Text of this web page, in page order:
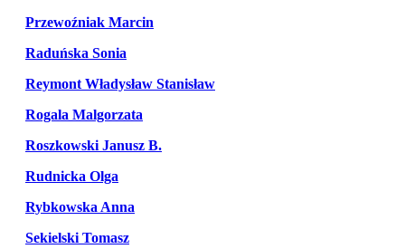
Przewoźniak Marcin
Raduńska Sonia
Reymont Władysław Stanisław
Rogala Malgorzata
Roszkowski Janusz B.
Rudnicka Olga
Rybkowska Anna
Sekielski Tomasz